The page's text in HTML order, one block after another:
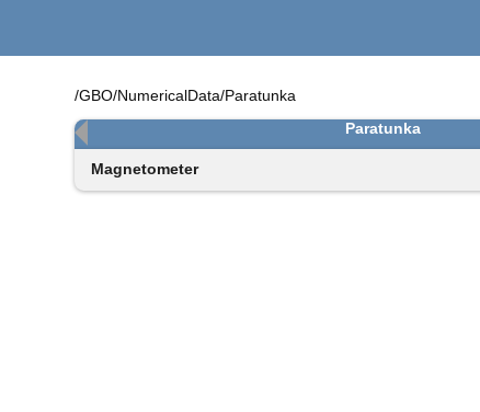
/GBO/NumericalData/Paratunka
Paratunka
Magnetometer